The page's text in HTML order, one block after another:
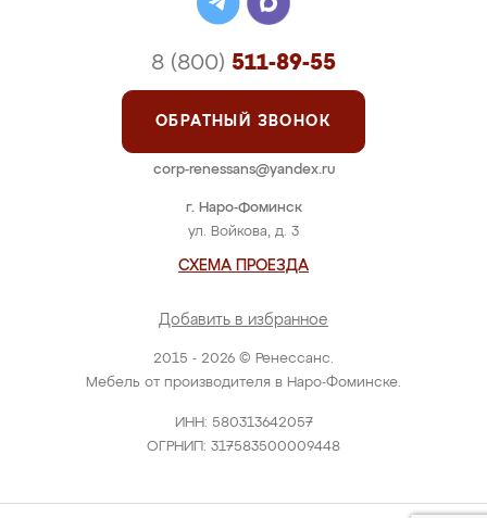
2015 - 2026 © Ренессанс.
Мебель от производителя в Наро-Фоминске.
ИНН: 580313642057
ОГРНИП: 317583500009448
г. Наро-Фоминск
ул. Войкова, д. 3
СХЕМА ПРОЕЗДА
Добавить в избранное
8 (800) 511-89-55
ОБРАТНЫЙ ЗВОНОК
corp-renessans@yandex.ru